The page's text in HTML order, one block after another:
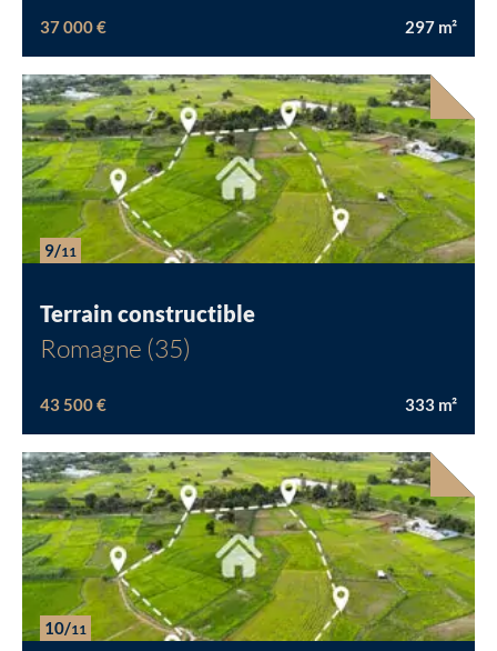
37 000 € 297 m²
9/11
Terrain constructible
Romagne (35)
43 500 € 333 m²
10/11